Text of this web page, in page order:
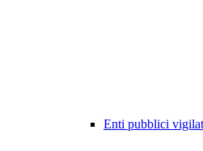
Enti pubblici